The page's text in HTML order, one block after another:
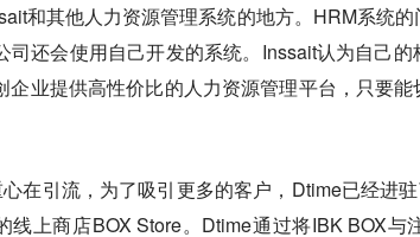
和其他人力资源管理系统的地方。HRM系统
司还会使用自己开发的系统。Inssait认为自己
企业提供高性价比的人力资源管理平台，只要能
在引流，为了吸引更多的客户，Dtime已经进
线上商店BOX Store。Dtime通过将IBK BOX与